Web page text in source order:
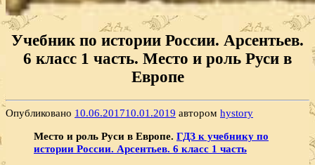
Учебник по истории России. Арсентьев.
6 класс 1 часть. Место и роль Руси в
Европе
Опубликовано 10.06.201710.01.2019 автором hystory
Место и роль Руси в Европе. ГДЗ к учебнику по
истории России. Арсентьев. 6 класс 1 часть